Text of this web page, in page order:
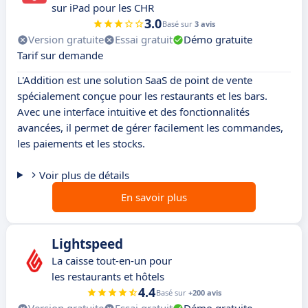
sur iPad pour les CHR
3.0Basé sur 3 avis
Version gratuite Essai gratuit
Démo gratuite
Tarif sur demande
L'Addition est une solution SaaS de point de vente
spécialement conçue pour les restaurants et les bars.
Avec une interface intuitive et des fonctionnalités
avancées, il permet de gérer facilement les commandes,
les paiements et les stocks.
Voir plus de détails
En savoir plus
Lightspeed
La caisse tout-en-un pour
les restaurants et hôtels
4.4Basé sur +200 avis